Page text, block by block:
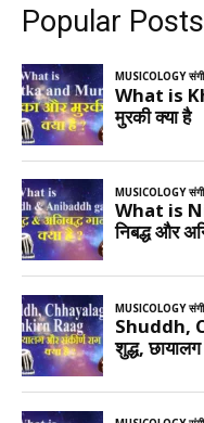
Popular Posts